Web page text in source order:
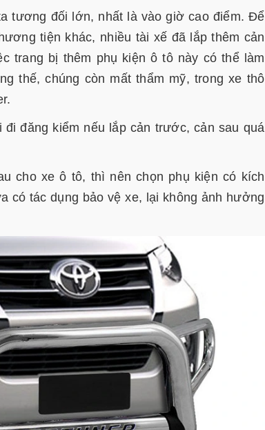
tương đối lớn, nhất là vào giờ cao điểm. Để
tiện khác, nhiều tài xế đã lắp thêm cản
trang bị thêm phụ kiện ô tô này có thể làm
thế, chúng còn mất thẩm mỹ, trong xe thô
đăng kiểm nếu lắp cản trước, cản sau quá
cho xe ô tô, thì nên chọn phụ kiện có kích
có tác dụng bảo vệ xe, lại không ảnh hưởng